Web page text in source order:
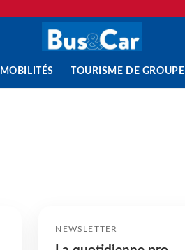
MOBILITÉS TOURISME DE GROUPE
NEWSLETTER